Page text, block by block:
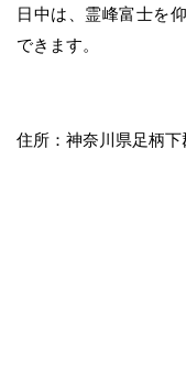
日中は、霊峰富士を
できます。
住所：神奈川県足柄